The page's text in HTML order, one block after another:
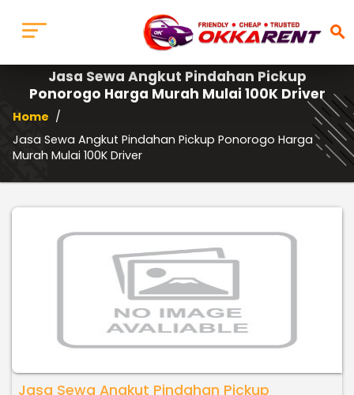
search
Jasa Sewa Angkut Pindahan Pickup
Ponorogo Harga Murah Mulai 100K Driver
Home /
Jasa Sewa Angkut Pindahan Pickup Ponorogo Harga
Murah Mulai 100K Driver
Jasa Sewa Angkut Pindahan Pickup